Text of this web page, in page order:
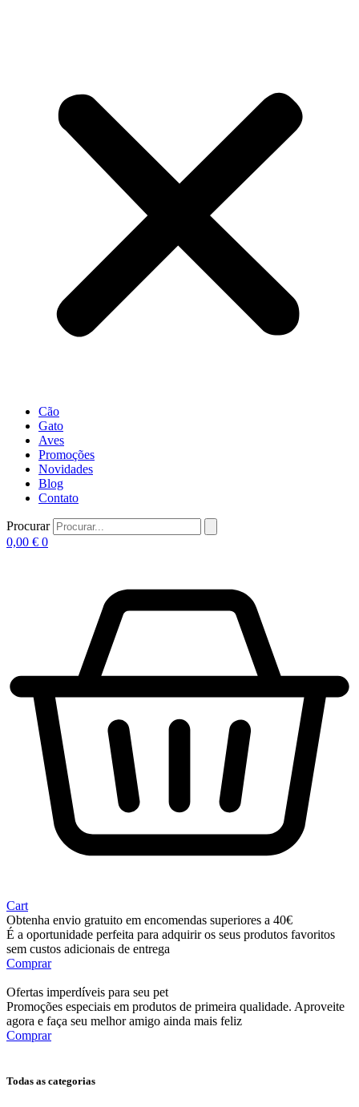
Cão
Gato
Aves
Promoções
Novidades
Blog
Contato
Procurar
0,00 € 0
Cart
Obtenha envio gratuito em encomendas superiores a 40€
É a oportunidade perfeita para adquirir os seus produtos favoritos
sem custos adicionais de entrega
Comprar
Ofertas imperdíveis para seu pet
Promoções especiais em produtos de primeira qualidade. Aproveite
agora e faça seu melhor amigo ainda mais feliz
Comprar
Todas as categorias